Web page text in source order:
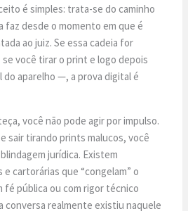
é simples: trata-se do caminho
faz desde o momento em que é
ao juiz. Se essa cadeia for
você tirar o print e logo depois
do aparelho —, a prova digital é
você não pode agir por impulso.
sair tirando prints malucos, você
jurídica. Existem
cartorárias que “congelam” o
pública ou com rigor técnico
conversa realmente existiu naquele